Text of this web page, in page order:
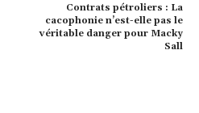
Contrats pétroliers : La
cacophonie n’est-elle pas le
véritable danger pour Macky
Sall